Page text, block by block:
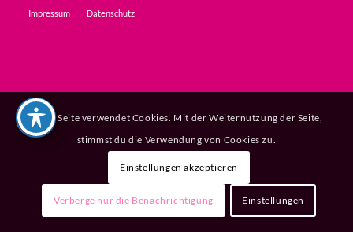
Impressum
Datenschutz
Diese Seite verwendet Cookies. Mit der Weiternutzung der Seite,
stimmst du die Verwendung von Cookies zu.
Einstellungen akzeptieren
Verberge nur die Benachrichtigung Einstellungen